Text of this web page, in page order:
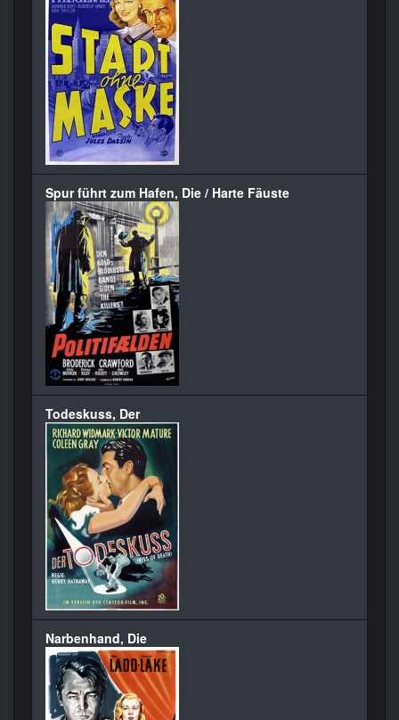
Spur führt zum Hafen, Die / Harte Fäuste
Todeskuss, Der
Narbenhand, Die